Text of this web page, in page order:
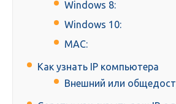
Windows 8:
Windows 10:
MAC:
Как узнать IP компьютера
Внешний или